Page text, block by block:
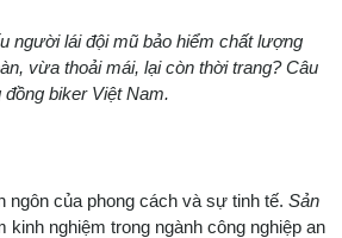
người lái đội mũ bảo hiểm chất lượng
vừa thoải mái, lại còn thời trang? Câu
biker Việt Nam.
ngôn của phong cách và sự tinh tế. Sản
nghiệm trong ngành công nghiệp an